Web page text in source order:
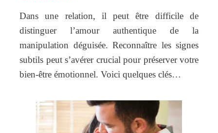
Dans une relation, il peut être difficile de
distinguer l’amour authentique de la
manipulation déguisée. Reconnaître les signes
subtils peut s’avérer crucial pour préserver votre
bien-être émotionnel. Voici quelques clés…